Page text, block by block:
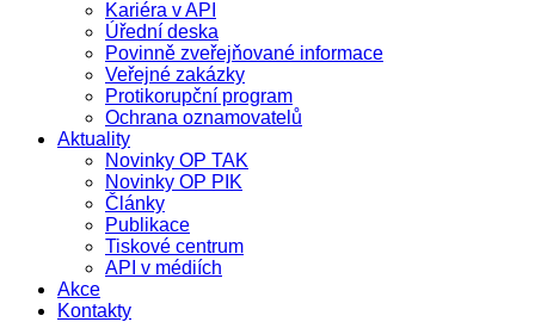
Kariéra v API
Úřední deska
Povinně zveřejňované informace
Veřejné zakázky
Protikorupční program
Ochrana oznamovatelů
Aktuality
Novinky OP TAK
Novinky OP PIK
Články
Publikace
Tiskové centrum
API v médiích
Akce
Kontakty